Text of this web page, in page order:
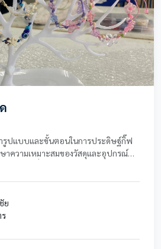
รูปแบบและขั้นตอนในการประดิษฐ์กิ๊ฟ
าความเหมาะสมของวัสดุและอุปกรณ์ที่
ย